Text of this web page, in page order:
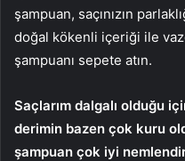
şampuan, saçınızın
doğal kökenli içeriği ile
şampuanı sepete atın.
Saçlarım dalgalı olduğu
derimin bazen çok kuru
şampuan çok iyi